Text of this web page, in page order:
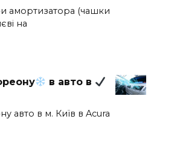
амортизатора (чашки
на
в авто в
авто в м. Київ в Acura